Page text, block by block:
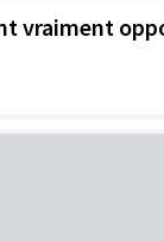
vraiment